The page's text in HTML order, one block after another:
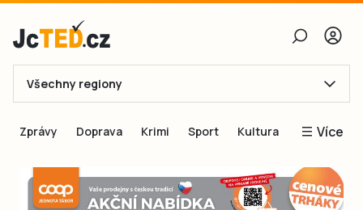
E-mail
Obnovit heslo
Všechny regiony
Zprávy Doprava Krimi Sport Kultura Více
Inspirace